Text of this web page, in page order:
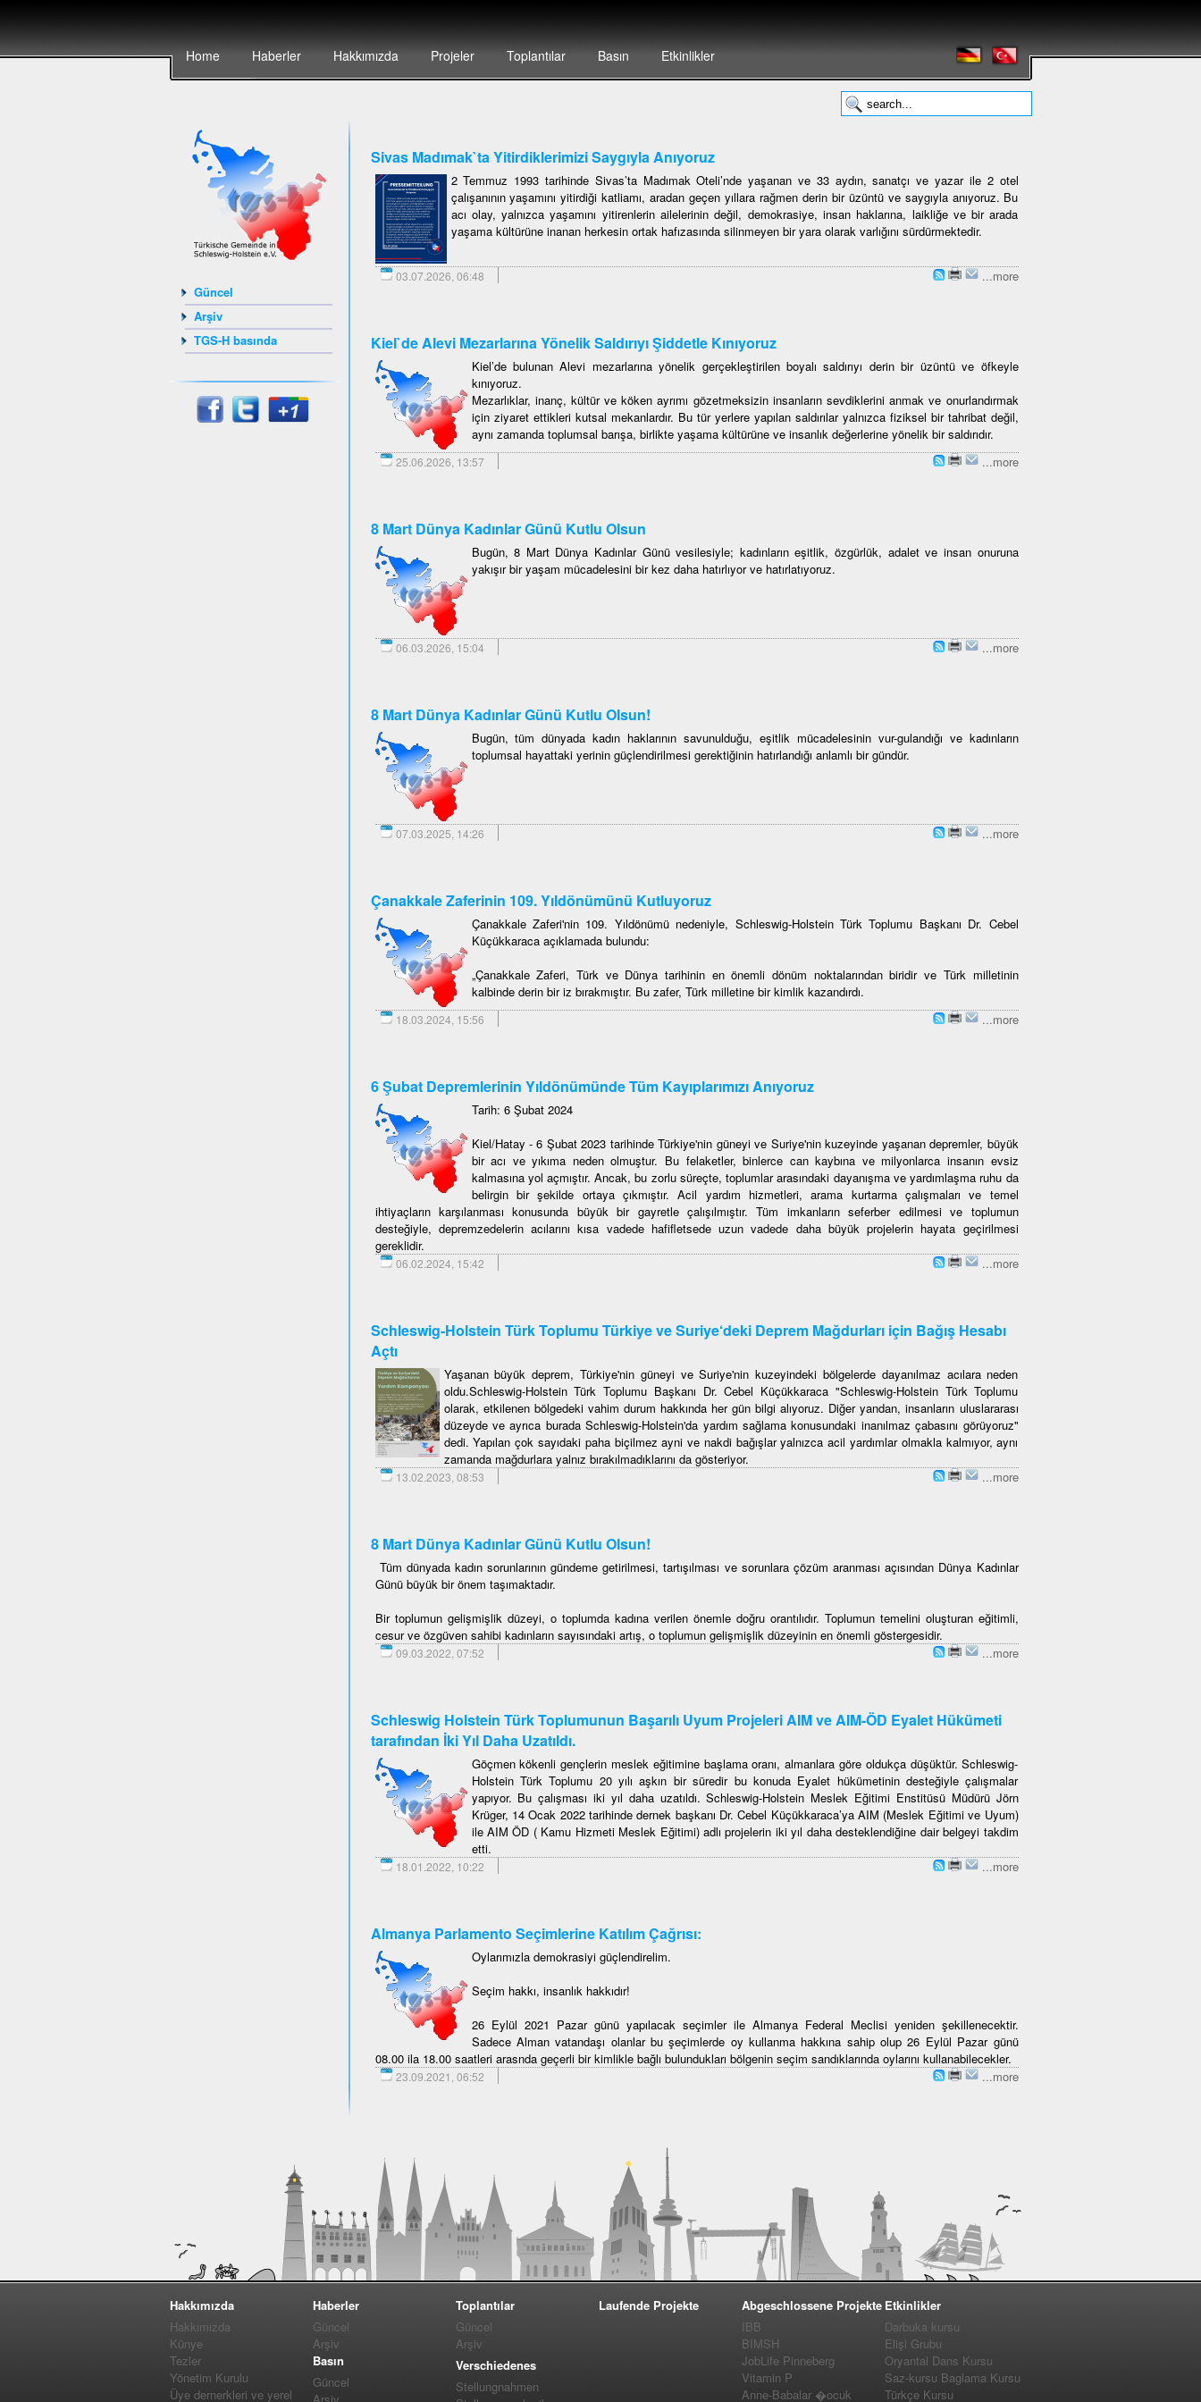
Home Haberler Hakkımızda Projeler Toplantılar Basın Etkinlikler
Güncel
Arşiv
TGS-H basında
Sivas Madımak`ta Yitirdiklerimizi Saygıyla Anıyoruz
2 Temmuz 1993 tarihinde Sivas’ta Madımak Oteli’nde yaşanan ve 33 aydın, sanatçı ve yazar ile 2 otel
çalışanının yaşamını yitirdiği katliamı, aradan geçen yıllara rağmen derin bir üzüntü ve saygıyla anıyoruz. Bu
acı olay, yalnızca yaşamını yitirenlerin ailelerinin değil, demokrasiye, insan haklarına, laikliğe ve bir arada
yaşama kültürüne inanan herkesin ortak hafızasında silinmeyen bir yara olarak varlığını sürdürmektedir.
03.07.2026, 06:48 ...more
Kiel`de Alevi Mezarlarına Yönelik Saldırıyı Şiddetle Kınıyoruz
Kiel’de bulunan Alevi mezarlarına yönelik gerçekleştirilen boyalı saldırıyı derin bir üzüntü ve öfkeyle
kınıyoruz.
Mezarlıklar, inanç, kültür ve köken ayrımı gözetmeksizin insanların sevdiklerini anmak ve onurlandırmak
için ziyaret ettikleri kutsal mekanlardır. Bu tür yerlere yapılan saldırılar yalnızca fiziksel bir tahribat değil,
aynı zamanda toplumsal barışa, birlikte yaşama kültürüne ve insanlık değerlerine yönelik bir saldırıdır.
25.06.2026, 13:57 ...more
8 Mart Dünya Kadınlar Günü Kutlu Olsun
Bugün, 8 Mart Dünya Kadınlar Günü vesilesiyle; kadınların eşitlik, özgürlük, adalet ve insan onuruna
yakışır bir yaşam mücadelesini bir kez daha hatırlıyor ve hatırlatıyoruz.
06.03.2026, 15:04 ...more
8 Mart Dünya Kadınlar Günü Kutlu Olsun!
Bugün, tüm dünyada kadın haklarının savunulduğu, eşitlik mücadelesinin vur-gulandığı ve kadınların
toplumsal hayattaki yerinin güçlendirilmesi gerektiğinin hatırlandığı anlamlı bir gündür.
07.03.2025, 14:26 ...more
Çanakkale Zaferinin 109. Yıldönümünü Kutluyoruz
Çanakkale Zaferi'nin 109. Yıldönümü nedeniyle, Schleswig-Holstein Türk Toplumu Başkanı Dr. Cebel
Küçükkaraca açıklamada bulundu:
„Çanakkale Zaferi, Türk ve Dünya tarihinin en önemli dönüm noktalarından biridir ve Türk milletinin
kalbinde derin bir iz bırakmıştır. Bu zafer, Türk milletine bir kimlik kazandırdı.
18.03.2024, 15:56 ...more
6 Şubat Depremlerinin Yıldönümünde Tüm Kayıplarımızı Anıyoruz
Tarih: 6 Şubat 2024
Kiel/Hatay - 6 Şubat 2023 tarihinde Türkiye'nin güneyi ve Suriye'nin kuzeyinde yaşanan depremler, büyük
bir acı ve yıkıma neden olmuştur. Bu felaketler, binlerce can kaybına ve milyonlarca insanın evsiz
kalmasına yol açmıştır. Ancak, bu zorlu süreçte, toplumlar arasındaki dayanışma ve yardımlaşma ruhu da
belirgin bir şekilde ortaya çıkmıştır. Acil yardım hizmetleri, arama kurtarma çalışmaları ve temel
ihtiyaçların karşılanması konusunda büyük bir gayretle çalışılmıştır. Tüm imkanların seferber edilmesi ve toplumun
desteğiyle, depremzedelerin acılarını kısa vadede hafifletsede uzun vadede daha büyük projelerin hayata geçirilmesi
gereklidir.
06.02.2024, 15:42 ...more
Schleswig-Holstein Türk Toplumu Türkiye ve Suriye‘deki Deprem Mağdurları için Bağış Hesabı
Açtı
Yaşanan büyük deprem, Türkiye'nin güneyi ve Suriye'nin kuzeyindeki bölgelerde dayanılmaz acılara neden
oldu.Schleswig-Holstein Türk Toplumu Başkanı Dr. Cebel Küçükkaraca "Schleswig-Holstein Türk Toplumu
olarak, etkilenen bölgedeki vahim durum hakkında her gün bilgi alıyoruz. Diğer yandan, insanların uluslararası
düzeyde ve ayrıca burada Schleswig-Holstein'da yardım sağlama konusundaki inanılmaz çabasını görüyoruz"
dedi. Yapılan çok sayıdaki paha biçilmez ayni ve nakdi bağışlar yalnızca acil yardımlar olmakla kalmıyor, aynı
zamanda mağdurlara yalnız bırakılmadıklarını da gösteriyor.
13.02.2023, 08:53 ...more
8 Mart Dünya Kadınlar Günü Kutlu Olsun!
Tüm dünyada kadın sorunlarının gündeme getirilmesi, tartışılması ve sorunlara çözüm aranması açısından Dünya Kadınlar
Günü büyük bir önem taşımaktadır.
Bir toplumun gelişmişlik düzeyi, o toplumda kadına verilen önemle doğru orantılıdır. Toplumun temelini oluşturan eğitimli,
cesur ve özgüven sahibi kadınların sayısındaki artış, o toplumun gelişmişlik düzeyinin en önemli göstergesidir.
09.03.2022, 07:52 ...more
Schleswig Holstein Türk Toplumunun Başarılı Uyum Projeleri AIM ve AIM-ÖD Eyalet Hükümeti
tarafından İki Yıl Daha Uzatıldı.
Göçmen kökenli gençlerin meslek eğitimine başlama oranı, almanlara göre oldukça düşüktür. Schleswig-
Holstein Türk Toplumu 20 yılı aşkın bir süredir bu konuda Eyalet hükümetinin desteğiyle çalışmalar
yapıyor. Bu çalışması iki yıl daha uzatıldı. Schleswig-Holstein Meslek Eğitimi Enstitüsü Müdürü Jörn
Krüger, 14 Ocak 2022 tarihinde dernek başkanı Dr. Cebel Küçükkaraca’ya AIM (Meslek Eğitimi ve Uyum)
ile AIM ÖD ( Kamu Hizmeti Meslek Eğitimi) adlı projelerin iki yıl daha desteklendiğine dair belgeyi takdim
etti.
18.01.2022, 10:22 ...more
Almanya Parlamento Seçimlerine Katılım Çağrısı:
Oylarımızla demokrasiyi güçlendirelim.
Seçim hakkı, insanlık hakkıdır!
26 Eylül 2021 Pazar günü yapılacak seçimler ile Almanya Federal Meclisi yeniden şekillenecektir.
Sadece Alman vatandaşı olanlar bu şeçimlerde oy kullanma hakkına sahip olup 26 Eylül Pazar günü
08.00 ila 18.00 saatleri arasnda geçerli bir kimlikle bağlı bulundukları bölgenin seçim sandıklarında oylarını kullanabilecekler.
23.09.2021, 06:52 ...more
Hakkımızda
Hakkımızda
Künye
Tezler
Yönetim Kurulu
Üye dernerkleri ve yerel
Haberler
Güncel
Arşiv
Basın
Güncel
Toplantılar
Güncel
Arşiv
Verschiedenes
Stellungnahmen
Laufende Projekte
Abgeschlossene Projekte
IBB
BIMSH
JobLife Pinneberg
Vitamin P
Anne-Babalar �ocuk
Etkinlikler
Darbuka kursu
Elişi Grubu
Oryantal Dans Kursu
Saz-kursu Baglama Kursu
Türkçe Kursu